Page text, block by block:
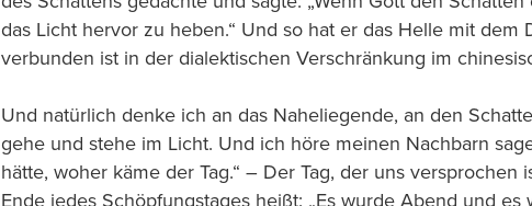
das Licht hervor zu heben.“ Und so hat er das Helle mit
verbunden ist in der dialektischen Verschränkung im
Und natürlich denke ich an das Naheliegende, an den
gehe und stehe im Licht. Und ich höre meinen Nachbarn
hätte, woher käme der Tag.“ – Der Tag, der uns versprochen
Ende jedes Schöpfungstages heißt: „Es wurde Abend und es